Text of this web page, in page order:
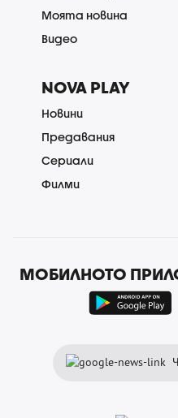
Моята новина
Видео
NOVA PLAY
Новини
Предавания
Сериали
Филми
МОБИЛНОТО